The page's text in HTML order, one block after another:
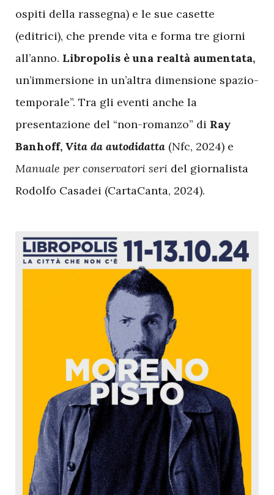
ospiti della rassegna) e le sue casette
(editrici), che prende vita e forma tre giorni
all’anno. Libropolis è una realtà aumentata,
un’immersione in un’altra dimensione spazio-
temporale”. Tra gli eventi anche la
presentazione del “non-romanzo” di Ray
Banhoff, Vita da autodidatta (Nfc, 2024) e
Manuale per conservatori seri del giornalista
Rodolfo Casadei (CartaCanta, 2024).